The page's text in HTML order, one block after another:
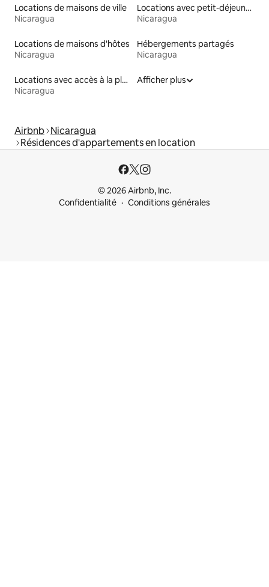
Locations de maisons de ville
Nicaragua
Locations avec petit-déjeuner
Nicaragua
Locations de maisons d'hôtes
Nicaragua
Hébergements partagés
Nicaragua
Locations avec accès à la plage
Nicaragua
Afficher plus
Airbnb Nicaragua
Résidences d'appartements en location
© 2026 Airbnb, Inc.
Confidentialité
Conditions générales